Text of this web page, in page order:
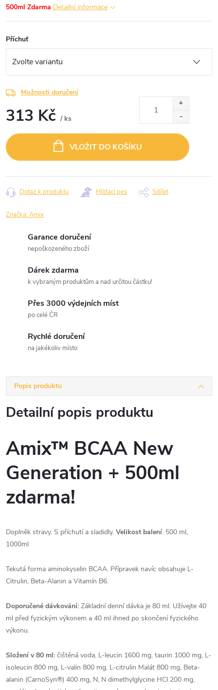
500ml Zdarma Detailní informace
Příchuť
Možnosti doručení
313 Kč / ks
cena:
VLOŽIT DO KOŠÍKU
Dotaz k produktu Hlídací pes Sdílet
Značka:Amix
Garance doručení
nepoškozeného zboží
Dárek zdarma
k vybraným produktům a nad určitou částku!
Přes 3000 výdejních míst
po celé ČR
Rychlé doručení
na jakékoliv místo
Popis produktu
Detailní popis produktu
Amix™ BCAA New
Generation + 500ml
zdarma!
Doplněk stravy. S příchutí a sladidly. Velikost balení: 500 ml,
1000ml
Tekutá forma aminokyselin BCAA. Přípravek navíc obsahuje L-
Citrulin, Beta-Alanin a Vitamín B6.
Doporučené dávkování: Základní denní dávka je 80 ml. Užívejte 40
ml před fyzickým výkonem a 40 ml ihned po skončení fyzického
výkonu.
Složení v 80 ml: čištěná voda, L-leucin 1600 mg, taurin 1000 mg, L-
isoleucin 800 mg, L-valin 800 mg, L-citrulin Malát 800 mg, Beta-
alanin (CarnoSyn®) 400 mg, N, N dimethylglycine HCl 200 mg,